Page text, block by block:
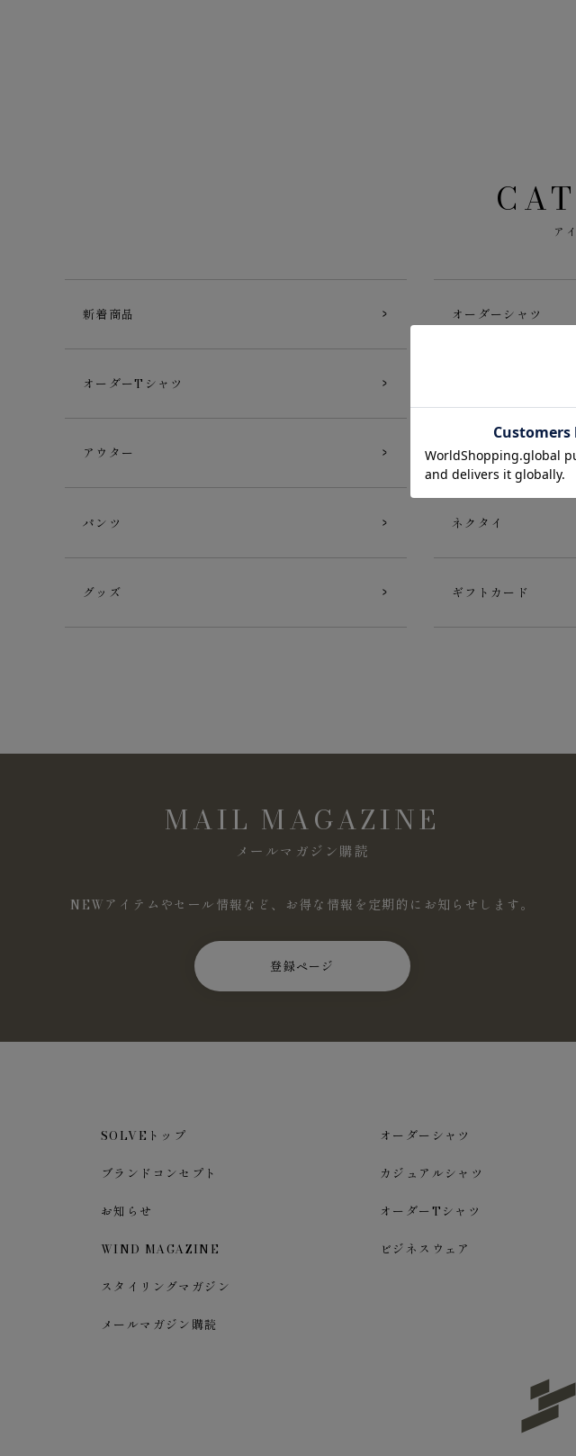
ア
新着商品 オーダーシャツ
オーダーTシャツ
アウター Tシャツ
パンツ ネクタイ
グッズ ギフトカード
MAIL MAGAZINE
メールマガジン購読
NEWアイテムやセール情報など、お得な情報を定期的にお知らせします。
登録ページ
SOLVEトップ
ブランドコンセプト
お知らせ
WIND MAGAZINE
スタイリングマガジン
メールマガジン購読
オーダーシャツ
カジュアルシャツ
オーダーTシャツ
ビジネスウェア